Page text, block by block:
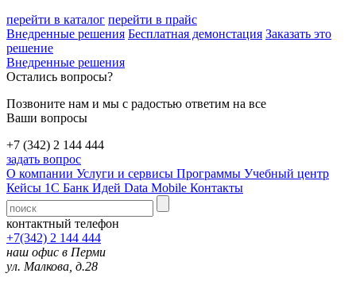
перейти в каталог перейти в прайс
Внедренные решения Бесплатная демонстация Заказать это
решение
Внедренные решения
Остались вопросы?
Позвоните нам и мы с радостью ответим на все
Ваши вопросы
+7 (342) 2 144 444
задать вопрос
О компании Услуги и сервисы Программы Учебный центр
Кейсы 1С Банк Идей Data Mobile Контакты
контактный телефон
+7(342) 2 144 444
наш офис в Перми
ул. Малкова, д.28